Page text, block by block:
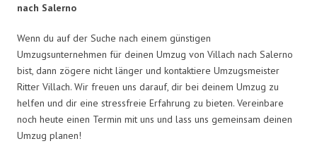
nach Salerno
Wenn du auf der Suche nach einem günstigen
Umzugsunternehmen für deinen Umzug von Villach nach Salerno
bist, dann zögere nicht länger und kontaktiere Umzugsmeister
Ritter Villach. Wir freuen uns darauf, dir bei deinem Umzug zu
helfen und dir eine stressfreie Erfahrung zu bieten. Vereinbare
noch heute einen Termin mit uns und lass uns gemeinsam deinen
Umzug planen!